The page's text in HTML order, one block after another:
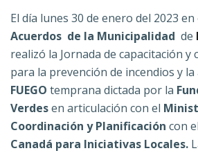
El día lunes 30 de enero del 2023 en
Acuerdos de la Municipalidad de
realizó la Jornada de capacitación y
para la prevención de incendios y
FUEGO temprana dictada por la
Verdesen articulación con el
Coordinación y Planificación con
Canadá para Iniciativas Locales.